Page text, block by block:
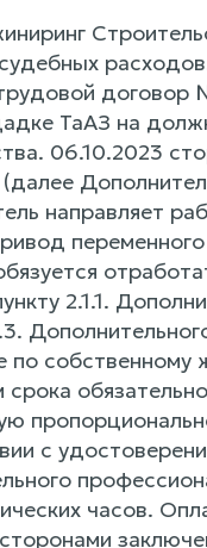
ТаАЗ на
06.10.2023
(далее
направляет
2.1.1.
по
срока
с
часов.